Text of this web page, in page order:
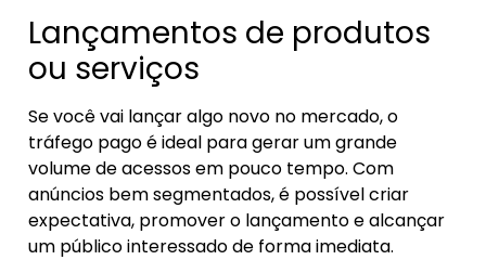
Lançamentos de produtos
ou serviços
Se você vai lançar algo novo no mercado, o
tráfego pago é ideal para gerar um grande
volume de acessos em pouco tempo. Com
anúncios bem segmentados, é possível criar
expectativa, promover o lançamento e alcançar
um público interessado de forma imediata.